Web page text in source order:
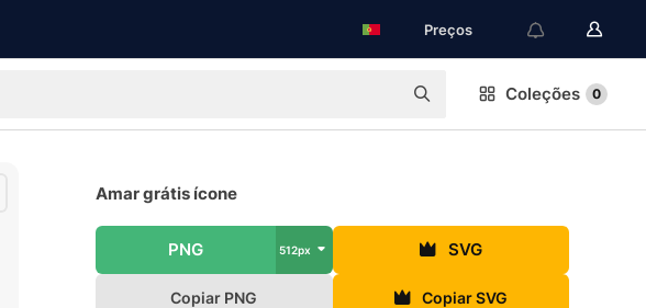
Preços
Coleções 0
Amar grátis ícone
PNG 512px SVG
Copiar PNG Copiar SVG